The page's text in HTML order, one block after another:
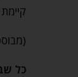
כל